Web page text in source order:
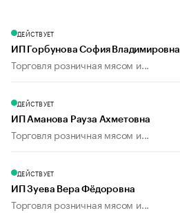
ДЕЙСТВУЕТ
ИП Горбунова София Владимировна
Торговля розничная мясом и...
ДЕЙСТВУЕТ
ИП Аманова Рауза Ахметовна
Торговля розничная мясом и...
ДЕЙСТВУЕТ
ИП Зуева Вера Фёдоровна
Торговля розничная мясом и...